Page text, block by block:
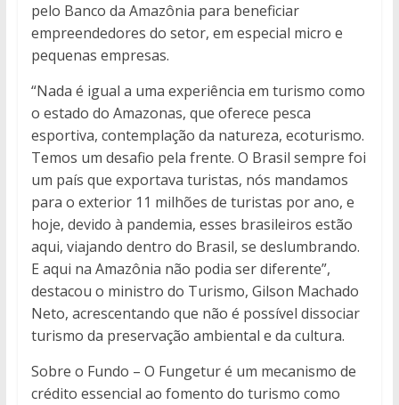
pelo Banco da Amazônia para beneficiar
empreendedores do setor, em especial micro e
pequenas empresas.
“Nada é igual a uma experiência em turismo como
o estado do Amazonas, que oferece pesca
esportiva, contemplação da natureza, ecoturismo.
Temos um desafio pela frente. O Brasil sempre foi
um país que exportava turistas, nós mandamos
para o exterior 11 milhões de turistas por ano, e
hoje, devido à pandemia, esses brasileiros estão
aqui, viajando dentro do Brasil, se deslumbrando.
E aqui na Amazônia não podia ser diferente”,
destacou o ministro do Turismo, Gilson Machado
Neto, acrescentando que não é possível dissociar
turismo da preservação ambiental e da cultura.
Sobre o Fundo – O Fungetur é um mecanismo de
crédito essencial ao fomento do turismo como